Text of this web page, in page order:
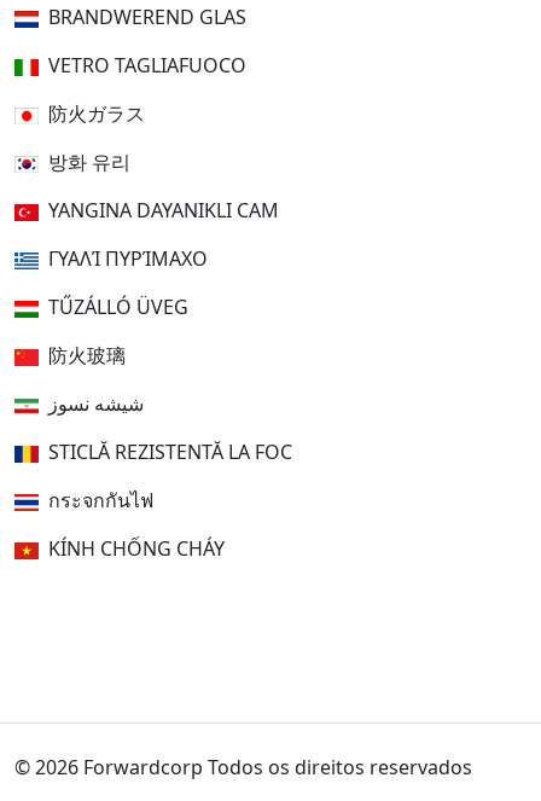
BRANDWEREND GLAS
VETRO TAGLIAFUOCO
防火ガラス
방화 유리
YANGINA DAYANIKLI CAM
ΓΥΑΛΊ ΠΥΡΊΜΑΧΟ
TŰZÁLLÓ ÜVEG
防火玻璃
شیشه نسوز
STICLĂ REZISTENTĂ LA FOC
กระจกกันไฟ
KÍNH CHỐNG CHÁY
© 2026 Forwardcorp Todos os direitos reservados